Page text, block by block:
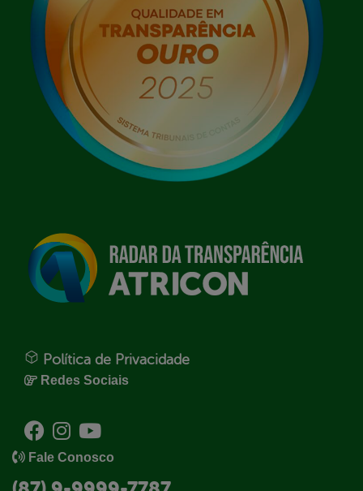
Política de Privacidade
Redes Sociais
Fale Conosco